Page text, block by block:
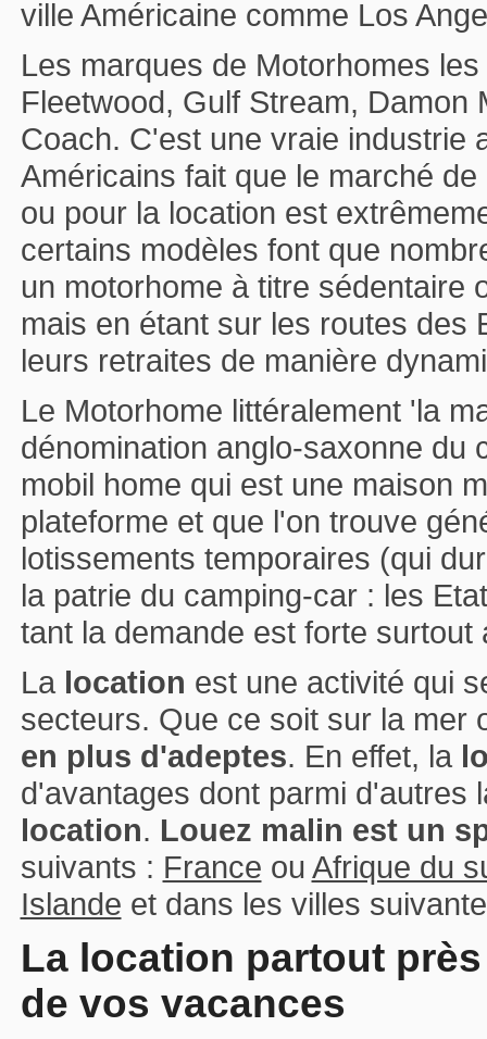
ville Américaine comme Los
Les marques de Motorhomes
Fleetwood, Gulf Stream,
Coach. C'est une vraie industrie
Américains fait que le marché
ou pour la location est
certains modèles font que
un motorhome à titre sédentaire
mais en étant sur les routes des
leurs retraites de manière
Le Motorhome littéralement 'la
dénomination anglo-saxonne du
mobil home qui est une maison
plateforme et que l'on trouve
lotissements temporaires (qui
la patrie du camping-car : les
tant la demande est forte
La location est une activité qui
secteurs. Que ce soit sur la mer
en plus d'adeptes. En effet, la
d'avantages dont parmi d'autres
location. Louez malin est un
suivants : France ou Afrique du
Islande et dans les villes
La location partout
de vos vacances